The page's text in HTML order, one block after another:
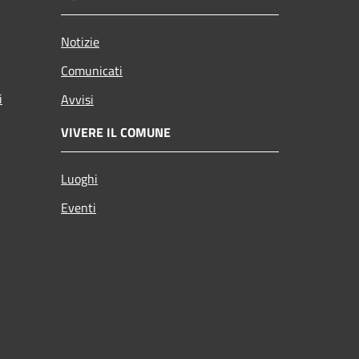
Notizie
Comunicati
Avvisi
VIVERE IL COMUNE
Luoghi
Eventi